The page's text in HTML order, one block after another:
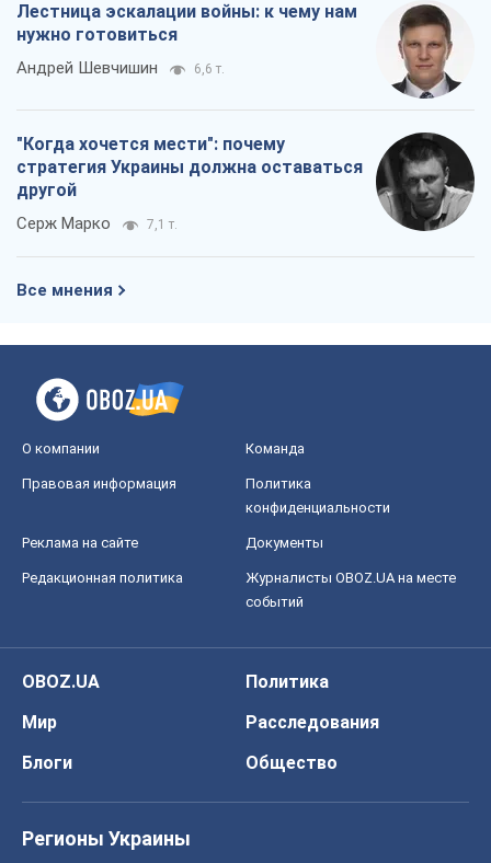
Лестница эскалации войны: к чему нам
нужно готовиться
Андрей Шевчишин 6,6 т.
"Когда хочется мести": почему
стратегия Украины должна оставаться
другой
Серж Марко 7,1 т.
Все мнения
О компании Команда
Правовая информация
Политика
конфиденциальности
Реклама на сайте Документы
Редакционная политика
Журналисты OBOZ.UA на месте
событий
OBOZ.UA
Политика
Мир
Расследования
Блоги
Общество
Регионы Украины